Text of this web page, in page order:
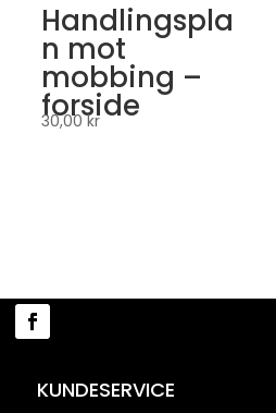
Handlingspla
n mot
mobbing –
forside
30,00kr
KUNDESERVICE